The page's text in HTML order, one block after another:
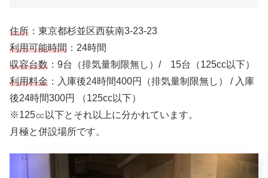
住所 ：東京都杉並区西荻南3-23-23
利用可能時間 ：24時間
収容台数 ：9台（排気量制限無し）/ 15台（125cc以下）
利用料金 ：入庫後24時間400円（排気量制限無し） / 入庫
後24時間300円 （125cc以下）
※125㏄以下とそれ以上に分かれています。
月極と併設場所です。